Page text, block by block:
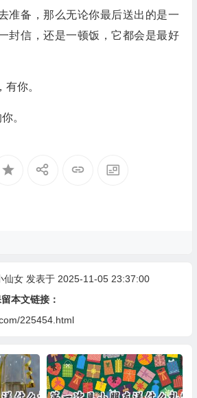
准备，那么无论你最后送出的是一
封信，还是一顿饭，它都会是最好
你。
。
仙女发表于 2025-11-05 23:37:00
本文链接：
225454.html